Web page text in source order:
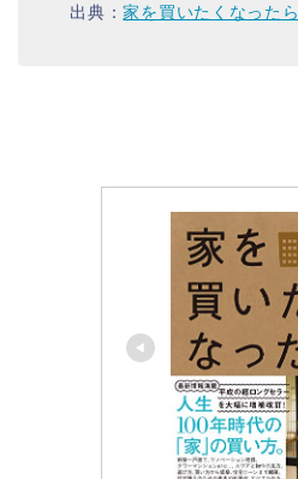
出典：家を買いたくなったら